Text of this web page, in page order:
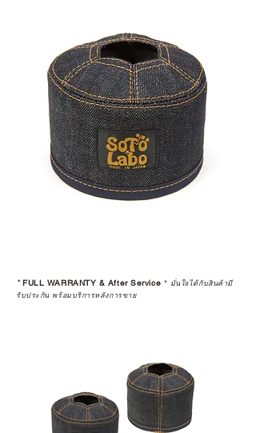
*FULL WARRANTY & After Service * มั่นใจได้กับสินค้ามี
รับประกัน พร้อมบริการหลังการขาย